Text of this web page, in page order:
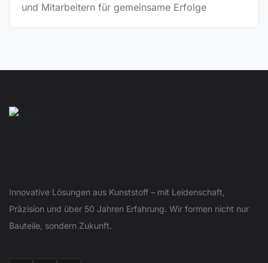
und Mitarbeitern für gemeinsame Erfolge
Innovative Lösungen aus Kunststoff – mit Leidenschaft,
Präzision und über 50 Jahren Erfahrung. Wir formen nicht nur
Bauteile, sondern Zukunft.